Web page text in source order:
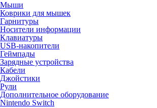
Мыши
Коврики для мышек
Гарнитуры
Носители информации
Клавиатуры
USB-накопители
Геймпады
Зарядные устройства
Кабели
Джойстики
Рули
Дополнительное оборудование
Nintendo Switch